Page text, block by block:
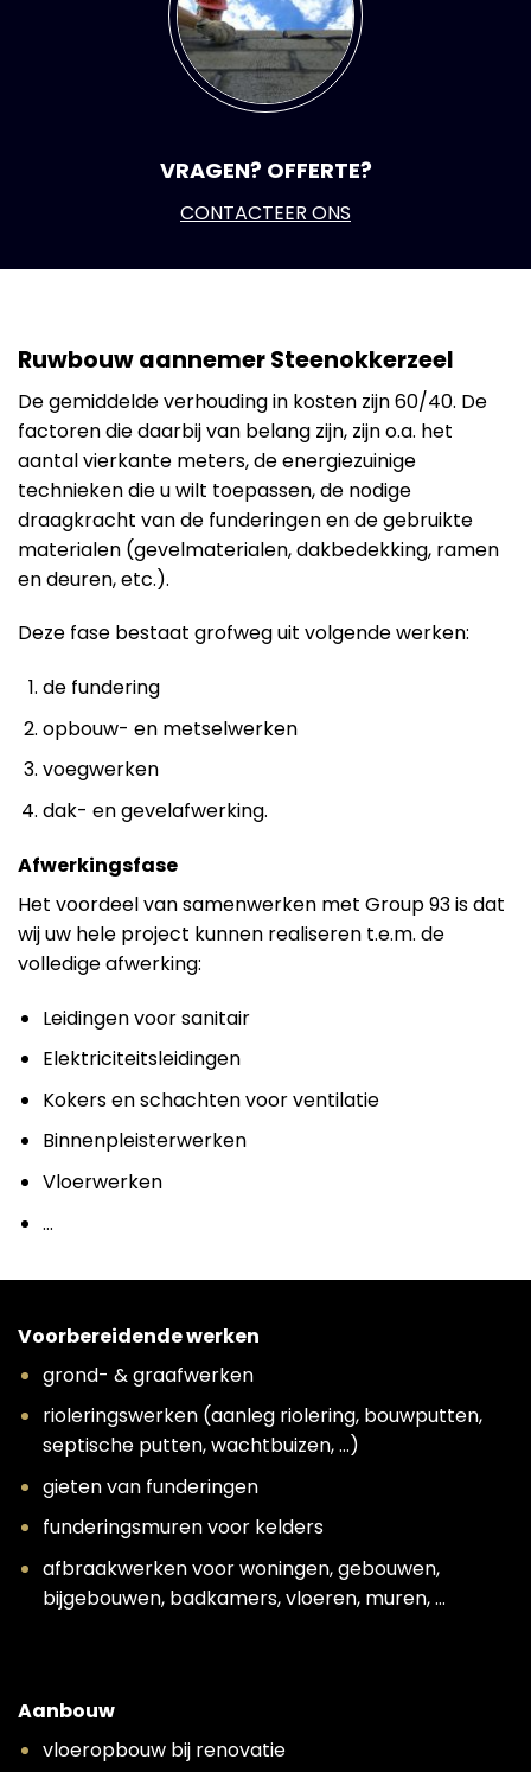
VRAGEN? OFFERTE?
CONTACTEER ONS
Ruwbouw aannemer Steenokkerzeel
De gemiddelde verhouding in kosten zijn 60/40. De
factoren die daarbij van belang zijn, zijn o.a. het
aantal vierkante meters, de energiezuinige
technieken die u wilt toepassen, de nodige
draagkracht van de funderingen en de gebruikte
materialen (gevelmaterialen, dakbedekking, ramen
en deuren, etc.).
Deze fase bestaat grofweg uit volgende werken:
de fundering
opbouw- en metselwerken
voegwerken
dak- en gevelafwerking.
Afwerkingsfase
Het voordeel van samenwerken met Group 93 is dat
wij uw hele project kunnen realiseren t.e.m. de
volledige afwerking:
Leidingen voor sanitair
Elektriciteitsleidingen
Kokers en schachten voor ventilatie
Binnenpleisterwerken
Vloerwerken
…
Voorbereidende werken
grond- & graafwerken
rioleringswerken (aanleg riolering, bouwputten,
septische putten, wachtbuizen, …)
gieten van funderingen
funderingsmuren voor kelders
afbraakwerken voor woningen, gebouwen,
bijgebouwen, badkamers, vloeren, muren, …
Aanbouw
vloeropbouw bij renovatie